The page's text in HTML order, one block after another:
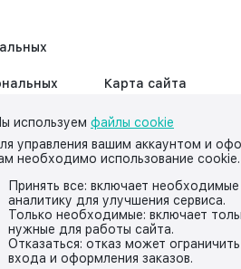
Карта сайта
носит исключительно
Федерации.
используем файлы cookie
управления вашим аккаунтом и
необходимо использование cookie.
Принять все: включает
аналитику для улучшения сервиса.
Только необходимые: включает
нужные для работы сайта.
Отказаться: отказ может
входа и оформления заказов.